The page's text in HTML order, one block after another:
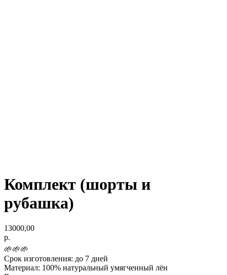
Комплект (шорты и
рубашка)
13000,00
р.
🌱🌱🌱
Срок изготовления: до 7 дней
Материал: 100% натуральный умягченный лён